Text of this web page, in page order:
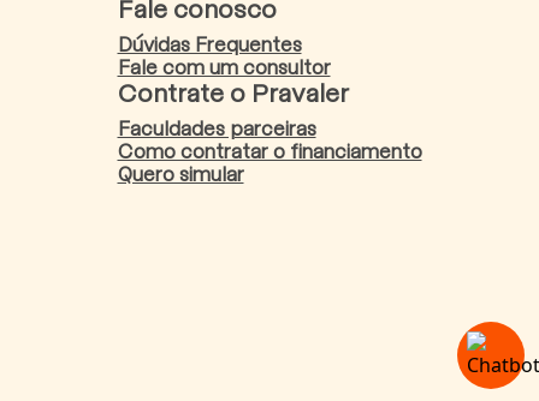
Fale conosco
Dúvidas Frequentes
Fale com um consultor
Contrate o Pravaler
Faculdades parceiras
Como contratar o financiamento
Quero simular